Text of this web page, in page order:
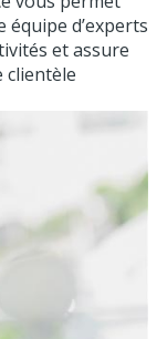
équipe d’experts
et assure
clientèle